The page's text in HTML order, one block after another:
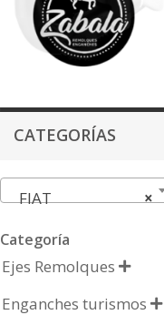
CATEGORÍAS
×
FIAT
Categoría
Ejes Remolques 
Enganches turismos 